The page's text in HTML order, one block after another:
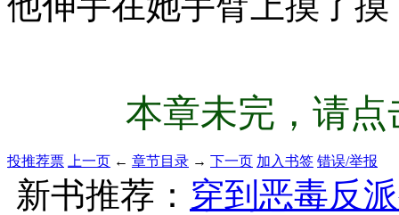
本章未完，请
投推荐票 上一页 ← 章节目录 → 下一页 加入书签 错误/举报
新书推荐： 穿到恶毒反